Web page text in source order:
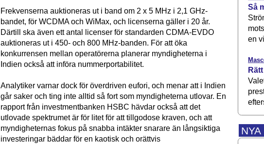
Frekvenserna auktioneras ut i band om 2 x 5 MHz i 2,1 GHz-
bandet, för WCDMA och WiMax, och licenserna gäller i 20 år.
Därtill ska även ett antal licenser för standarden CDMA-EVDO
auktioneras ut i 450- och 800 MHz-banden. För att öka
konkurrensen mellan operatörerna planerar myndigheterna i
Indien också att införa nummerportabilitet.
Analytiker varnar dock för överdriven eufori, och menar att i Indien
går saker och ting inte alltid så fort som myndigheterna utlovar. En
rapport från investmentbanken HSBC hävdar också att det
utlovade spektrumet är för litet för att tillgodose kraven, och att
myndigheternas fokus på snabba intäkter snarare än långsiktiga
investeringar bäddar för en kaotisk och orättvis
Så
en